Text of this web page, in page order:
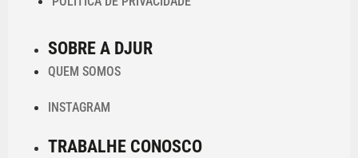
SOBRE A DJUR
QUEM SOMOS
INSTAGRAM
TRABALHE CONOSCO